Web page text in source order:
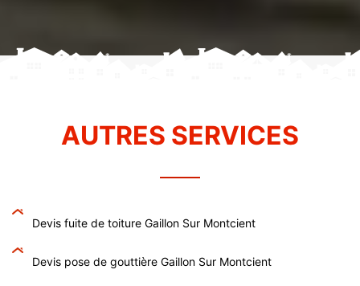
AUTRES SERVICES
Devis fuite de toiture Gaillon Sur Montcient
Devis pose de gouttière Gaillon Sur Montcient